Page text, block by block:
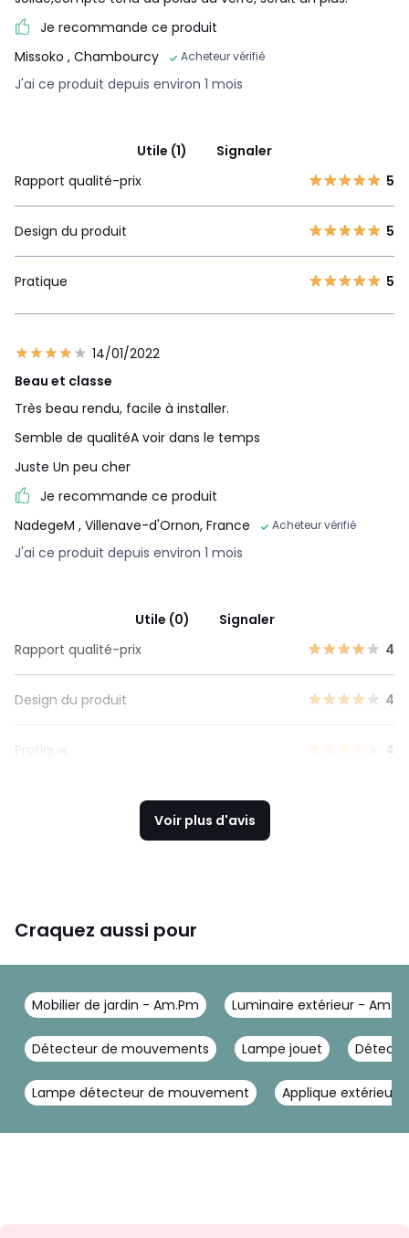
Je recommande ce produit
Missoko , Chambourcy Acheteur vérifié
J'ai ce produit depuis environ 1 mois
Utile (1)
Signaler
Rapport qualité-prix
5
Design du produit 5
Pratique 5
14/01/2022
Beau et classe
Très beau rendu, facile à installer.
Semble de qualitéA voir dans le temps
Juste Un peu cher
Je recommande ce produit
NadegeM , Villenave-d'Ornon, France Acheteur vérifié
J'ai ce produit depuis environ 1 mois
Utile (0)
Signaler
Rapport qualité-prix
4
Design du produit 4
Pratique 4
Voir plus d'avis
Craquez aussi pour
Mobilier de jardin - Am.Pm Luminaire extérieur -
Détecteur de mouvements Lampe jouet
Lampe détecteur de mouvement Applique extérieur